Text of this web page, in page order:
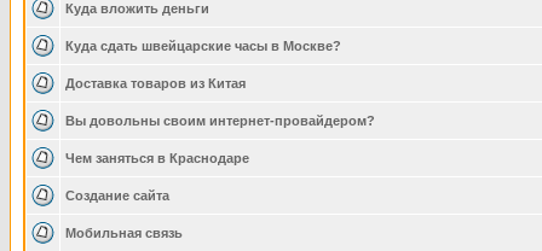
Куда вложить деньги
Куда сдать швейцарские часы в Москве?
Доставка товаров из Китая
Вы довольны своим интернет-провайдером?
Чем заняться в Краснодаре
Создание сайта
Мобильная связь